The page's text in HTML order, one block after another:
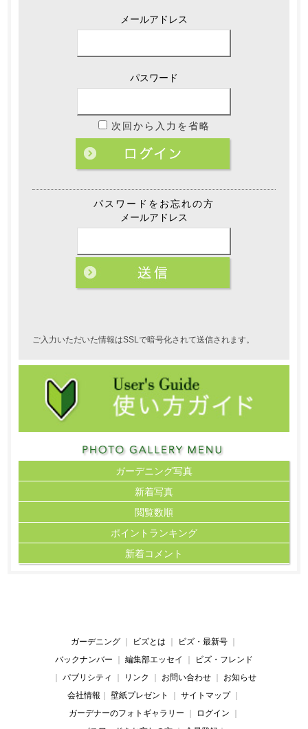
メールアドレス
パスワード
次回から入力を省略
パスワードをお忘れの方
メールアドレス
ご入力いただいた情報はSSLで暗号化されて送信されます。
ガーデニング写真
新着写真
閲覧数順
ポイント ランキング
新着コメント
ガーデニング｜ ビズとは ｜ ビズ・最新号｜
バックナンバー ｜ 編集部エッセイ ｜
ビズ・フレンド
｜ パブリシティ ｜ リンク ｜ お問い合わせ｜
お知らせ
会社情報 ｜ 壁紙プレゼント ｜ サイトマップ｜
ガーデナーのフォトギャラリー ｜ ログイン ｜